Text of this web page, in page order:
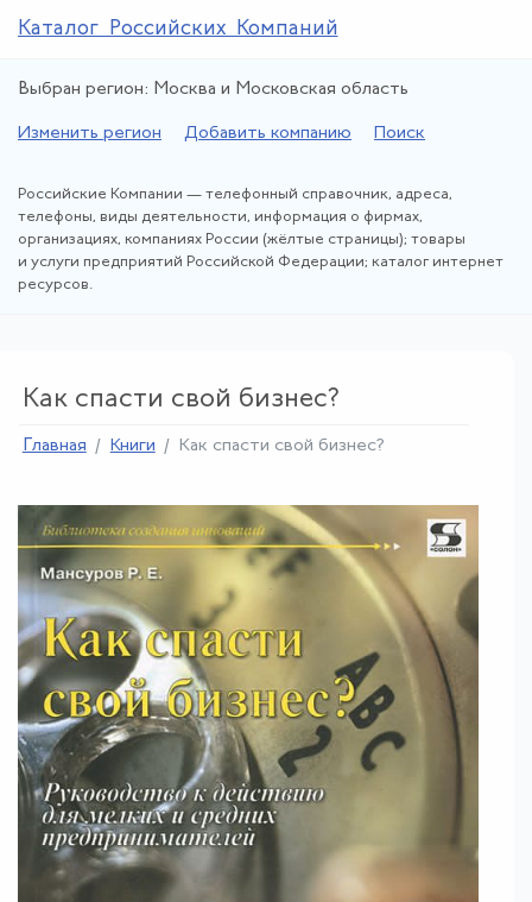
Каталог Российских Компаний
Выбран регион: Москва и Московская область
Изменить регион Добавить компанию Поиск
Российские Компании — телефонный справочник, адреса,
телефоны, виды деятельности, информация о фирмах,
организациях, компаниях России (жёлтые страницы); товары
и услуги предприятий Российской Федерации; каталог интернет
ресурсов.
Как спасти свой бизнес?
Главная Книги Как спасти свой бизнес?